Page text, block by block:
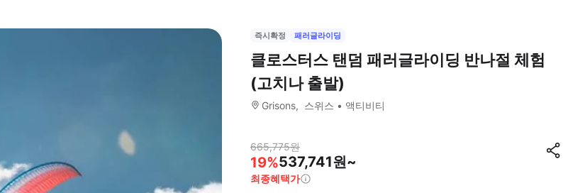
즉시확정 패러글라이딩
클로스터스 탠덤 패러글라이딩 반나절 체험
(고치나 출발)
Grisons 스위스 액티비티
665,775원
19%537,741원~
최종혜택가